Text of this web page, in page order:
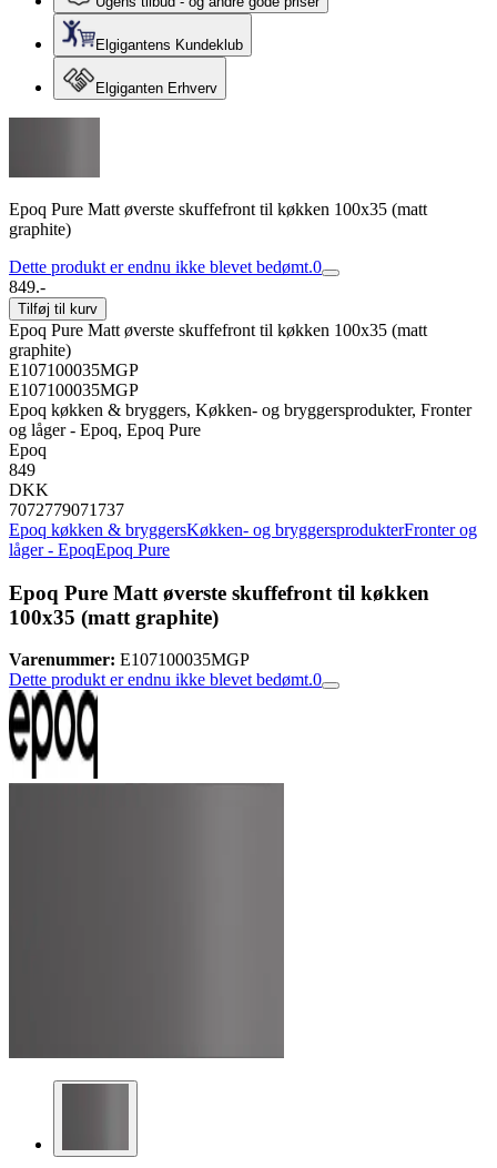
Elgigantens Kundeklub
Elgiganten Erhverv
Epoq Pure Matt øverste skuffefront til køkken 100x35 (matt
graphite)
Dette produkt er endnu ikke blevet bedømt.0
849.-
Tilføj til kurv
Epoq Pure Matt øverste skuffefront til køkken 100x35 (matt
graphite)
E107100035MGP
E107100035MGP
Epoq køkken & bryggers, Køkken- og bryggersprodukter, Fronter
og låger - Epoq, Epoq Pure
Epoq
849
DKK
7072779071737
Epoq køkken & bryggersKøkken- og bryggersprodukterFronter og
låger - EpoqEpoq Pure
Epoq Pure Matt øverste skuffefront til køkken
100x35 (matt graphite)
Varenummer: E107100035MGP
Dette produkt er endnu ikke blevet bedømt.0